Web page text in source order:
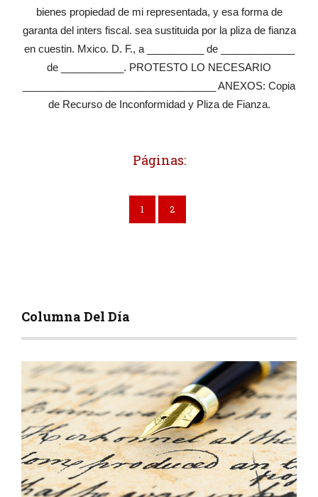
bienes propiedad de mi representada, y esa forma de
garanta del inters fiscal. sea sustituida por la pliza de fianza
en cuestin. Mxico. D. F., a __________ de _____________
de ___________. PROTESTO LO NECESARIO
__________________________________ ANEXOS: Copia
de Recurso de Inconformidad y Pliza de Fianza.
Páginas:
1 2
Columna Del Día